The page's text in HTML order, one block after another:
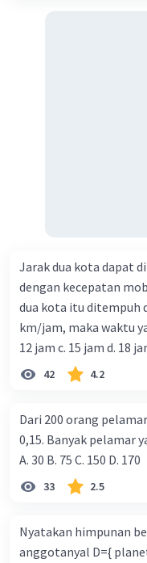
Jarak dua kota dapat
dengan kecepatan
dua kota itu ditempuh
km/jam, maka waktu yang
12 jam c. 15 jam d.
42 4.2
Dari 200 orang
0,15. Banyak pelamar
A. 30 B. 75 C. 150 D. 170
33 2.5
Nyatakan himpunan
anggotanyal D={